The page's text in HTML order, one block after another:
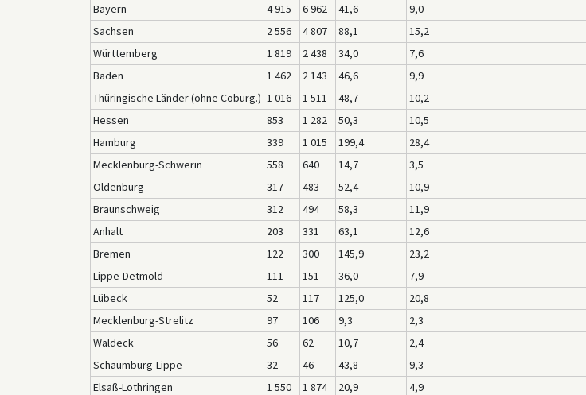
Bayern
4 915 6 962 41,6
9,0
Sachsen
2 556 4 807 88,1
15,2
Württemberg
1 819 2 438 34,0
7,6
Baden
1 462 2 143 46,6
9,9
Thüringische Länder (ohne Coburg.) 1 016 1 511 48,7
10,2
Hessen
853 1 282 50,3
10,5
Hamburg
339 1 015 199,4
28,4
Mecklenburg-Schwerin
558 640 14,7
3,5
Oldenburg
317 483 52,4
10,9
Braunschweig
312 494 58,3
11,9
Anhalt
203 331 63,1
12,6
Bremen
122 300 145,9
23,2
Lippe-Detmold
111 151 36,0
7,9
Lübeck
52 117 125,0
20,8
Mecklenburg-Strelitz
97 106 9,3
2,3
Waldeck
56 62 10,7
2,4
Schaumburg-Lippe
32 46 43,8
9,3
Elsaß-Lothringen
1 550 1 874 20,9
4,9